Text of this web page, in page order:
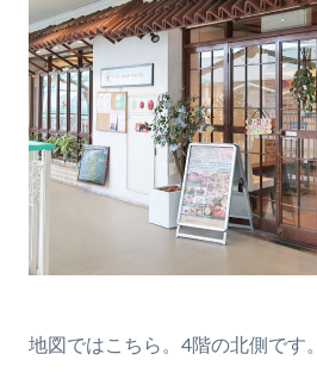
地図ではこちら。4階の北側です。